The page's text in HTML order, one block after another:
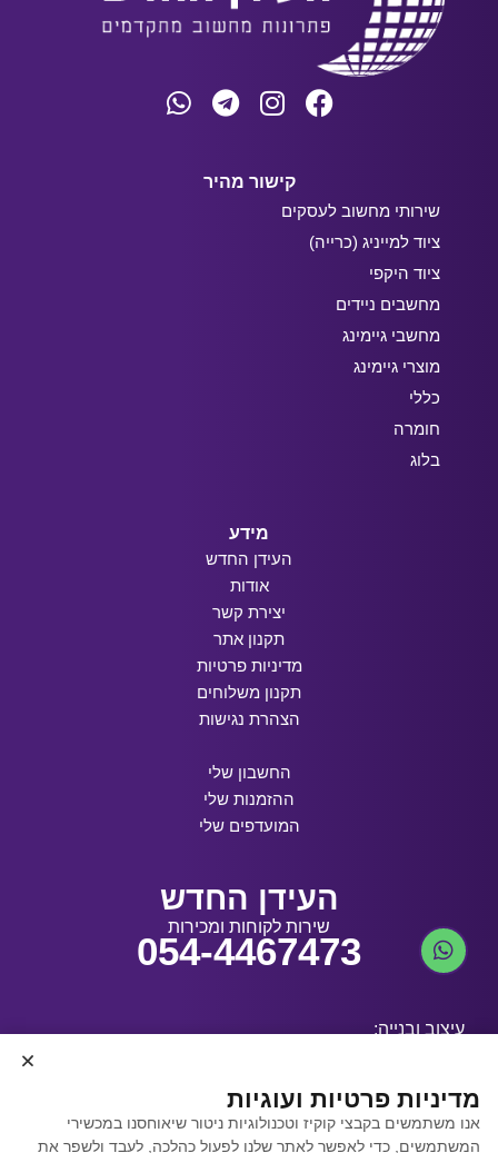
קישור מהיר
שירותי מחשוב לעסקים
ציוד למייניג (כרייה)
ציוד היקפי
מחשבים ניידים
מחשבי גיימינג
מוצרי גיימינג
כללי
חומרה
בלוג
מידע
העידן החדש
אודות
יצירת קשר
תקנון אתר
מדיניות פרטיות
תקנון משלוחים
הצהרת נגישות
החשבון שלי
ההזמנות שלי
המועדפים שלי
העידן החדש
שירות לקוחות ומכירות
054-4467473
עיצוב ובנייה:
קידום אתרים באמצעות
מדיניות פרטיות ועוגיות
אנו משתמשים בקבצי קוקיז וטכנולוגיות ניטור שיאוחסנו במכשירי
המשתמשים, כדי לאפשר לאתר שלנו לפעול כהלכה, לעבד ולשפר את